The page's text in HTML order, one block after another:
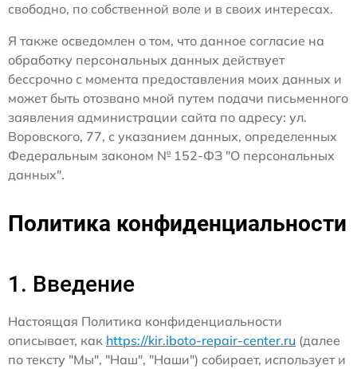
свободно, по собственной воле и в своих интересах.
Я также осведомлен о том, что данное согласие на
обработку персональных данных действует
бессрочно с момента предоставления моих данных и
может быть отозвано мной путем подачи письменного
заявления администрации сайта по адресу: ул.
Воровского, 77, с указанием данных, определенных
Федеральным законом № 152-ФЗ "О персональных
данных".
Политика конфиденциальности
1. Введение
Настоящая Политика конфиденциальности
описывает, как https://kir.iboto-repair-center.ru (далее
по тексту "Мы", "Наш", "Наши") собирает, использует и